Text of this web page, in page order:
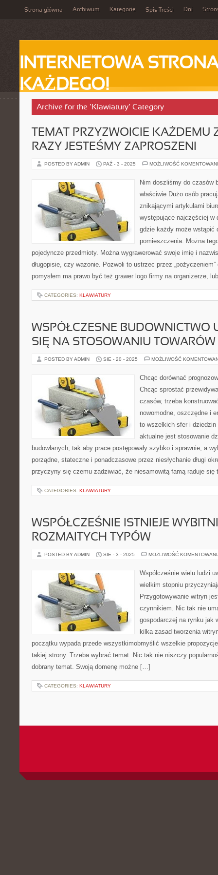
Strona główna Archiwum Kategorie Spis Treści Dni
INTERNETOWA
KAŻDEGO!
Archive for the ‘Klawiatury’ Category
TEMAT PRZYZWOICIE KAŻDEMU
RAZY JESTEŚMY ZAPROSZENI
POSTED BY ADMIN PAŹ - 3 - 2025 MOŻLIWOŚĆ
Nim doszliśmy do czasów
właściwie Dużo osób
znikającymi artykułami
występujące najczęściej w
gdzie każdy może wstąpić
pomieszczenia. Można
pojedyncze przedmioty. Można wygrawerować swoje imię i
długopisie, czy wazonie. Pozwoli to ustrzec przez
pomysłem ma prawo być też grawer logo firmy na organizerze,
CATEGORIES: KLAWIATURY
WSPÓŁCZESNE BUDOWNICTWO
SIĘ NA STOSOWANIU TOWARÓW
POSTED BY ADMIN SIE - 20 - 2025 MOŻLIWOŚĆ
Chcąc dorównać
Chcąc sprostać
czasów, trzeba
nowomodne, oszczędne i
to wszelkich sfer i dziedzin
aktualne jest stosowanie
budowlanych, tak aby prace postępowały szybko i sprawnie, a
porządne, stateczne i ponadczasowe przez niesłychanie długi
przyczyny się czemu zadziwiać, że niesamowitą famą raduje
CATEGORIES: KLAWIATURY
WSPÓŁCZEŚNIE ISTNIEJE
ROZMAITYCH TYPÓW
POSTED BY ADMIN SIE - 3 - 2025 MOŻLIWOŚĆ
Współcześnie wielu ludzi
wielkim stopniu
Przygotowywanie witryn
czynnikiem. Nic tak nie
gospodarczej na rynku jak
kilka zasad tworzenia
początku wypada przede wszystkimobmyślić wszelkie
takiej strony. Trzeba wybrać temat. Nic tak nie niszczy
dobrany temat. Swoją domenę możne […]
CATEGORIES: KLAWIATURY